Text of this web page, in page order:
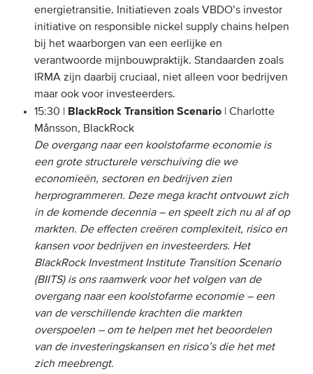
energietransitie.
Initiatieven zoals VBDO’s investor
initiative on responsible nickel supply chains helpen
bij het waarborgen van een eerlijke en
verantwoorde mijnbouwpraktijk. Standaarden zoals
IRMA zijn daarbij cruciaal, niet alleen voor bedrijven
maar ook voor investeerders.
15:30 |
BlackRock Transition Scenario | Charlotte
Månsson, BlackRock
De overgang naar een koolstofarme economie is
een grote structurele verschuiving die we
economieën, sectoren en bedrijven zien
herprogrammeren. Deze mega kracht ontvouwt zich
in de komende decennia – en speelt zich nu al af op
markten. De effecten creëren complexiteit, risico en
kansen voor bedrijven en investeerders. Het
BlackRock Investment Institute Transition Scenario
(BIITS) is ons raamwerk voor het volgen van de
overgang naar een koolstofarme economie – een
van de verschillende krachten die markten
overspoelen – om te helpen met het beoordelen
van de investeringskansen en risico’s die het met
zich meebrengt.